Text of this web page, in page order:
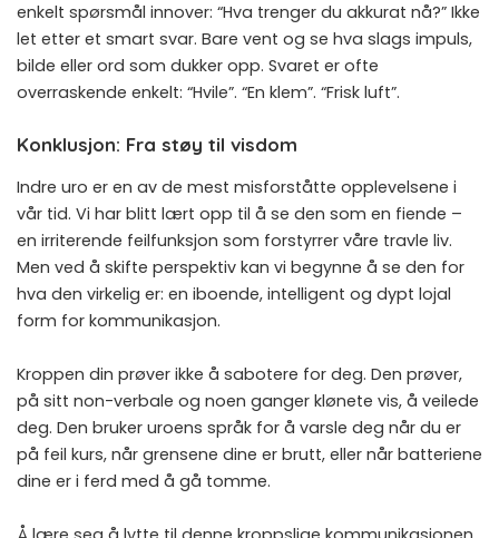
enkelt spørsmål innover: “Hva trenger du akkurat nå?” Ikke
let etter et smart svar. Bare vent og se hva slags impuls,
bilde eller ord som dukker opp. Svaret er ofte
overraskende enkelt: “Hvile”. “En klem”. “Frisk luft”.
Konklusjon: Fra støy til visdom
Indre uro er en av de mest misforståtte opplevelsene i
vår tid. Vi har blitt lært opp til å se den som en fiende –
en irriterende feilfunksjon som forstyrrer våre travle liv.
Men ved å skifte perspektiv kan vi begynne å se den for
hva den virkelig er: en iboende, intelligent og dypt lojal
form for kommunikasjon.
Kroppen din prøver ikke å sabotere for deg. Den prøver,
på sitt non-verbale og noen ganger klønete vis, å veilede
deg. Den bruker uroens språk for å varsle deg når du er
på feil kurs, når grensene dine er brutt, eller når batteriene
dine er i ferd med å gå tomme.